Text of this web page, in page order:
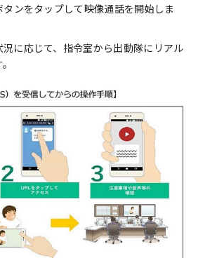
ンをタップして映像通話を開始しま
に応じて、指令室から出動隊にリアル